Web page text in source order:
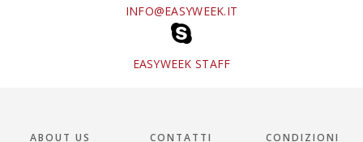
INFO@EASYWEEK.IT
EASYWEEK STAFF
ABOUT US CONTATTI CONDIZIONI